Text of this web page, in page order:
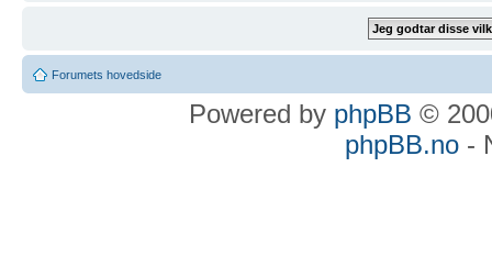
Forumets hovedside
Powered by phpBB ©
phpBB.no-